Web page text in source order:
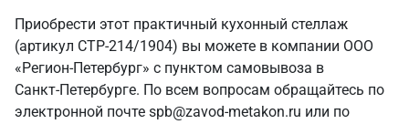
Приобрести этот практичный кухонный стеллаж
(артикул СТР-214/1904) вы можете в компании ООО
«Регион-Петербург» с пунктом самовывоза в
Санкт‑Петербурге. По всем вопросам обращайтесь по
электронной почте spb@zavod-metakon.ru или по